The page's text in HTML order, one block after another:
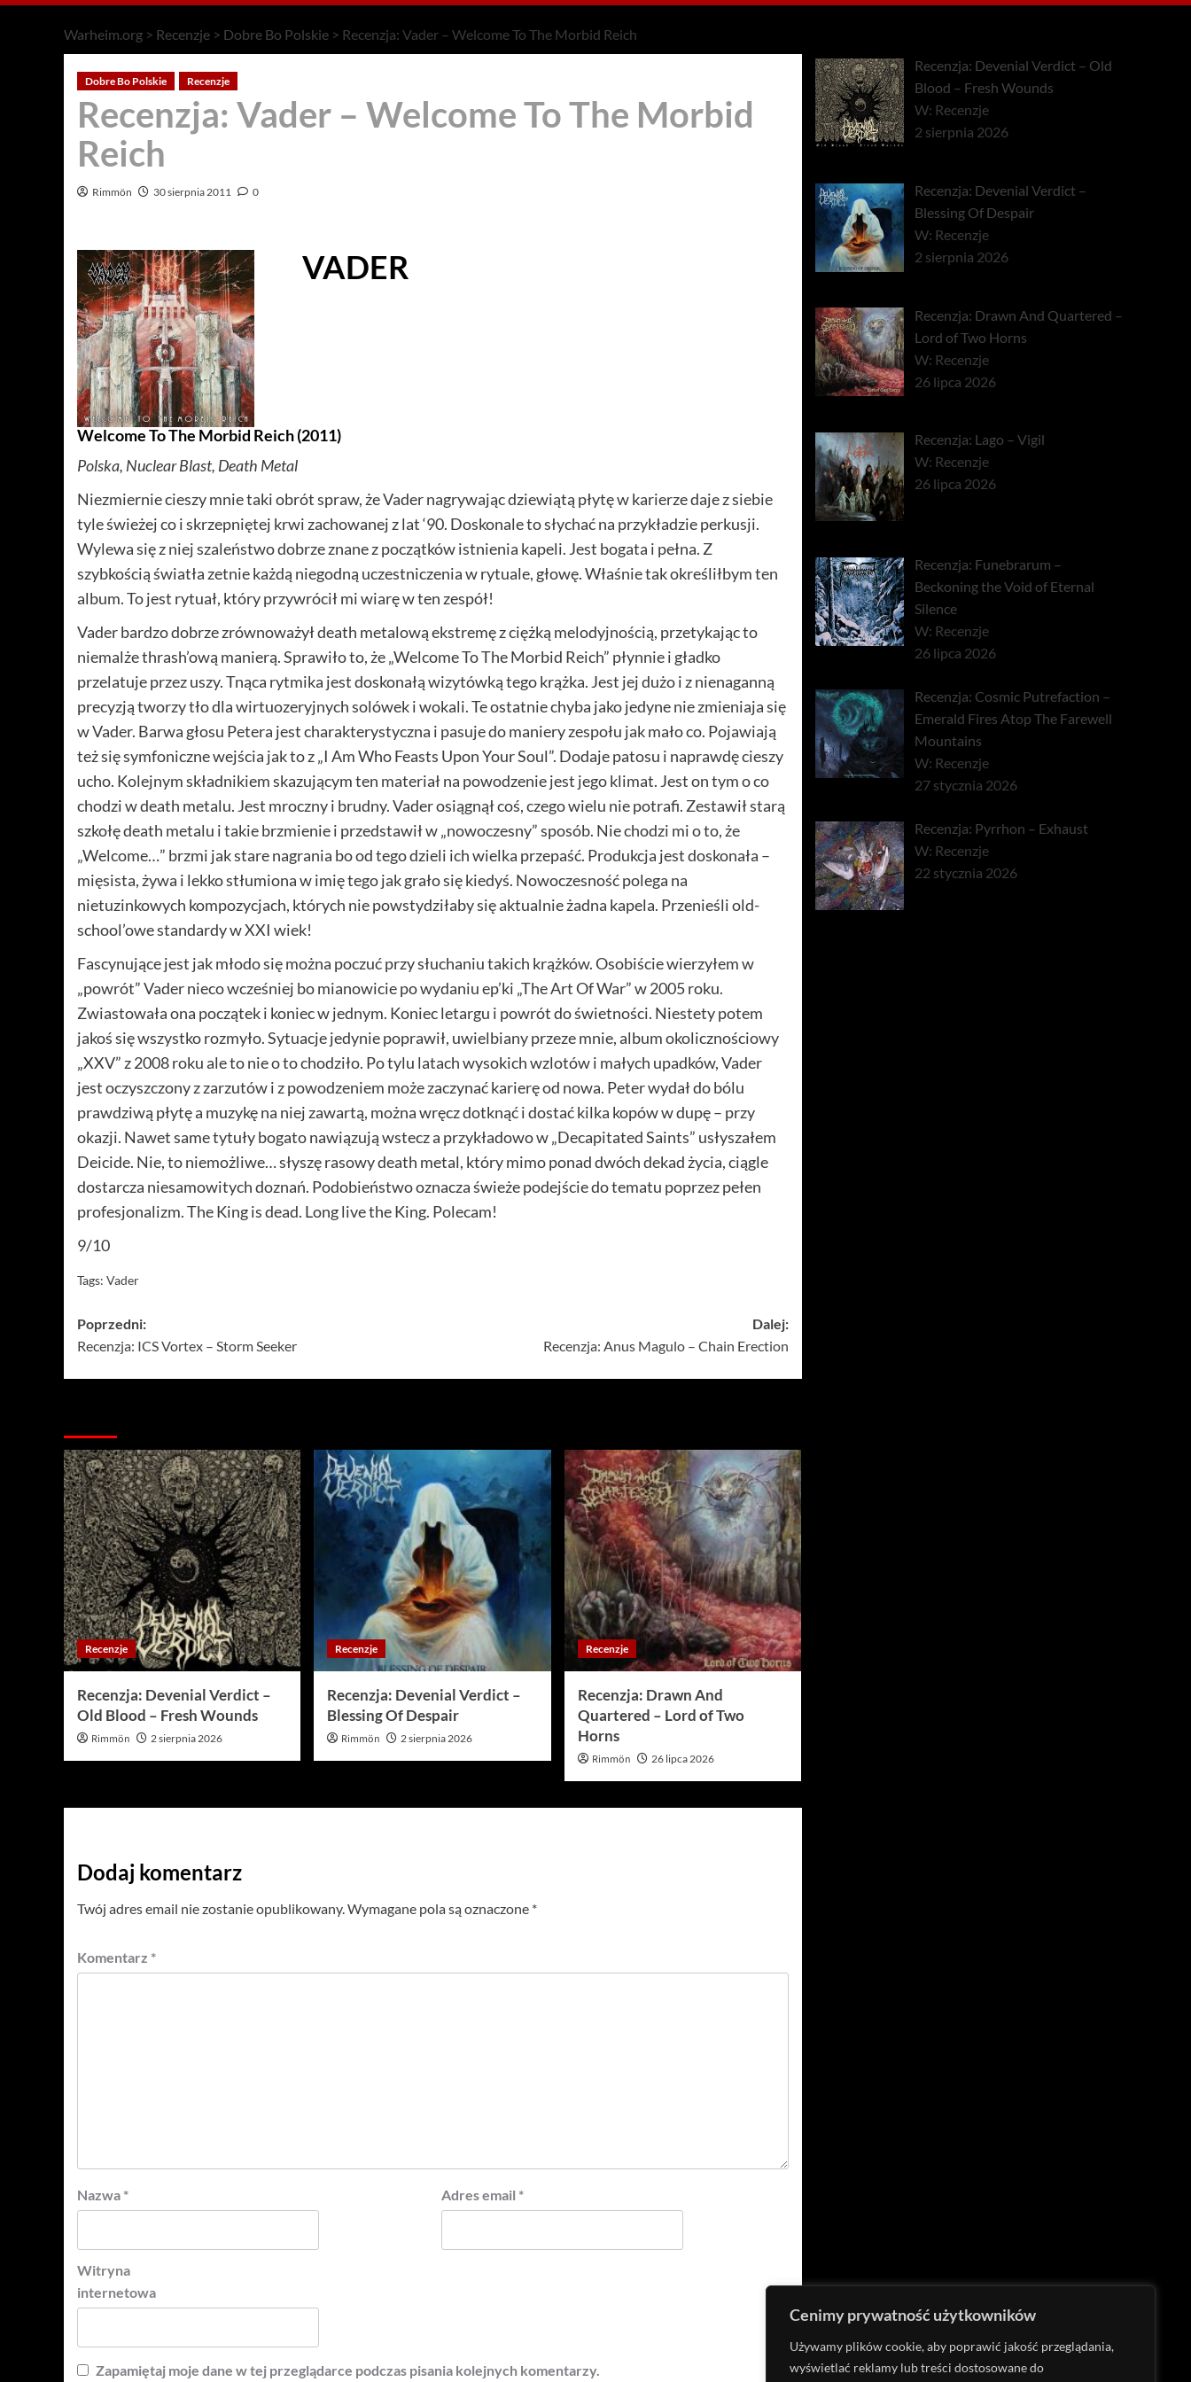
Cenimy prywatność użytkowników
Używamy plików cookie, aby poprawić jakość przeglądania,
wyświetlać reklamy lub treści dostosowane do
Warheim.org > Recenzje > Dobre Bo Polskie > Recenzja: Vader – Welcome To The Morbid Reich
Dobre Bo Polskie Recenzje
Recenzja: Vader – Welcome To The Morbid
Reich
Rimmön 30 sierpnia 2011 0
VADER
Welcome To The Morbid Reich (2011)
Polska, Nuclear Blast, Death Metal
Niezmiernie cieszy mnie taki obrót spraw, że Vader nagrywając dziewiątą płytę w karierze daje z siebie
tyle świeżej co i skrzepniętej krwi zachowanej z lat ‘90. Doskonale to słychać na przykładzie perkusji.
Wylewa się z niej szaleństwo dobrze znane z początków istnienia kapeli. Jest bogata i pełna. Z
szybkością światła zetnie każdą niegodną uczestniczenia w rytuale, głowę. Właśnie tak określiłbym ten
album. To jest rytuał, który przywrócił mi wiarę w ten zespół!
Vader bardzo dobrze zrównoważył death metalową ekstremę z ciężką melodyjnością, przetykając to
niemalże thrash’ową manierą. Sprawiło to, że „Welcome To The Morbid Reich” płynnie i gładko
przelatuje przez uszy. Tnąca rytmika jest doskonałą wizytówką tego krążka. Jest jej dużo i z nienaganną
precyzją tworzy tło dla wirtuozeryjnych solówek i wokali. Te ostatnie chyba jako jedyne nie zmieniaja się
w Vader. Barwa głosu Petera jest charakterystyczna i pasuje do maniery zespołu jak mało co. Pojawiają
też się symfoniczne wejścia jak to z „I Am Who Feasts Upon Your Soul”. Dodaje patosu i naprawdę cieszy
ucho. Kolejnym składnikiem skazującym ten materiał na powodzenie jest jego klimat. Jest on tym o co
chodzi w death metalu. Jest mroczny i brudny. Vader osiągnął coś, czego wielu nie potrafi. Zestawił starą
szkołę death metalu i takie brzmienie i przedstawił w „nowoczesny” sposób. Nie chodzi mi o to, że
„Welcome…” brzmi jak stare nagrania bo od tego dzieli ich wielka przepaść. Produkcja jest doskonała –
mięsista, żywa i lekko stłumiona w imię tego jak grało się kiedyś. Nowoczesność polega na
nietuzinkowych kompozycjach, których nie powstydziłaby się aktualnie żadna kapela. Przenieśli old-
school’owe standardy w XXI wiek!
Fascynujące jest jak młodo się można poczuć przy słuchaniu takich krążków. Osobiście wierzyłem w
„powrót” Vader nieco wcześniej bo mianowicie po wydaniu ep’ki „The Art Of War” w 2005 roku.
Zwiastowała ona początek i koniec w jednym. Koniec letargu i powrót do świetności. Niestety potem
jakoś się wszystko rozmyło. Sytuacje jedynie poprawił, uwielbiany przeze mnie, album okolicznościowy
„XXV” z 2008 roku ale to nie o to chodziło. Po tylu latach wysokich wzlotów i małych upadków, Vader
jest oczyszczony z zarzutów i z powodzeniem może zaczynać karierę od nowa. Peter wydał do bólu
prawdziwą płytę a muzykę na niej zawartą, można wręcz dotknąć i dostać kilka kopów w dupę – przy
okazji. Nawet same tytuły bogato nawiązują wstecz a przykładowo w „Decapitated Saints” usłyszałem
Deicide. Nie, to niemożliwe… słyszę rasowy death metal, który mimo ponad dwóch dekad życia, ciągle
dostarcza niesamowitych doznań. Podobieństwo oznacza świeże podejście do tematu poprzez pełen
profesjonalizm. The King is dead. Long live the King. Polecam!
9/10
Tags: Vader
Zobacz
wpisy
Poprzedni:
Recenzja: ICS Vortex – Storm Seeker
Dalej:
Recenzja: Anus Magulo – Chain Erection
Recenzje
Recenzja: Devenial Verdict –
Old Blood – Fresh Wounds
Rimmön 2 sierpnia 2026
Recenzje
Recenzja: Devenial Verdict –
Blessing Of Despair
Rimmön 2 sierpnia 2026
Recenzje
Recenzja: Drawn And
Quartered – Lord of Two
Horns
Rimmön 26 lipca 2026
Dodaj komentarz
Twój adres email nie zostanie opublikowany.Wymagane pola są oznaczone *
Komentarz *
Nazwa * Adres email *
Witryna
internetowa
Zapamiętaj moje dane w tej przeglądarce podczas pisania kolejnych komentarzy.
Recenzja: Devenial Verdict – Old
Blood – Fresh Wounds
W: Recenzje
2 sierpnia 2026
Recenzja: Devenial Verdict –
Blessing Of Despair
W: Recenzje
2 sierpnia 2026
Recenzja: Drawn And Quartered –
Lord of Two Horns
W: Recenzje
26 lipca 2026
Recenzja: Lago – Vigil
W: Recenzje
26 lipca 2026
Recenzja: Funebrarum –
Beckoning the Void of Eternal
Silence
W: Recenzje
26 lipca 2026
Recenzja: Cosmic Putrefaction –
Emerald Fires Atop The Farewell
Mountains
W: Recenzje
27 stycznia 2026
Recenzja: Pyrrhon – Exhaust
W: Recenzje
22 stycznia 2026